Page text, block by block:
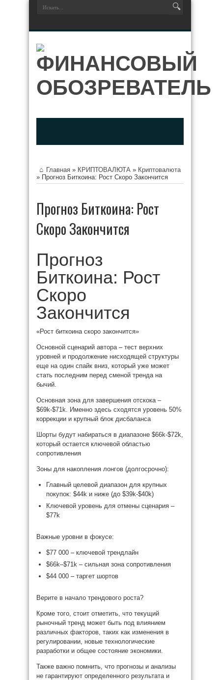
Главная » КРИПТОВАЛЮТА » Криптовалюта
» Прогноз Биткоина: Рост Скоро Закончится
Прогноз Биткоина: Рост
Скоро Закончится
Прогноз
Биткоина: Рост
Скоро
Закончится
«Рост биткоина скоро закончится»
Основной сценарий автора – тест верхних
уровней и продолжение нисходящей структуры
еще на один спайк вниз, который уже может
стать последним перед сменой тренда на
бычий.
Основная зона для завершения отскока –
$69k-$71k. Именно здесь сходятся уровень 50%
коррекции и крупный блок дисбаланса
Шорты будут набираться в диапазоне $66k-$72k,
который остается ключевой областью
сопротивления
Зоны для накопления лонгов (долгосрочно):
Главный целевой диапазон для крупных
покупок: $44k и ниже (до $39k-$40k)
Ключевой уровень для отмены сценария –
$77k
Важные уровни в фокусе:
$77 000 – ключевой трендлайн
$66k–$71k – сильная зона сопротивления
$44 000 – таргет шортов
Верите в начало трендового роста?
Кроме того, стоит отметить, что текущий
рыночный тренд может быть под влиянием
различных факторов, таких как изменения в
регулировании, новые технологические
разработки и общее состояние экономики.
Также важно помнить, что прогнозы и анализы
не гарантируют определенного результата и